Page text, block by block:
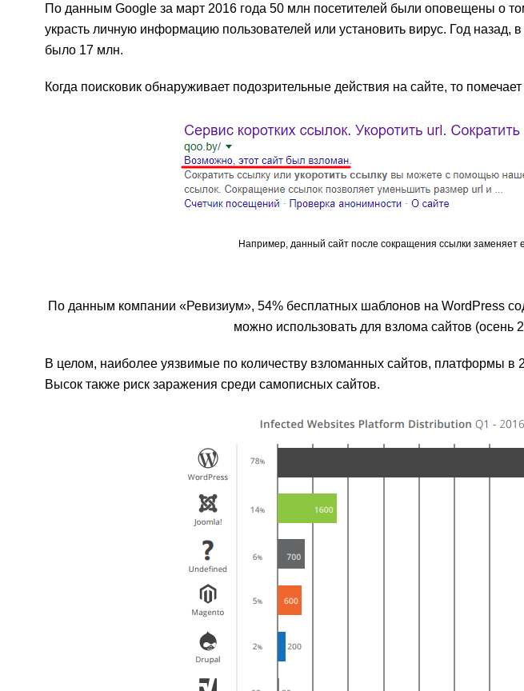
По данным Google за март 2016 года 50 млн посетителей были оповещены о
украсть личную информацию пользователей или установить вирус. Год назад,
было 17 млн.
Когда поисковик обнаруживает подозрительные действия на сайте, то помечает
Например, данный сайт после сокращения ссылки заменяет
По данным компании «Ревизиум», 54% бесплатных шаблонов на WordPress
можно использовать для взлома сайтов (осень
В целом, наиболее уязвимые по количеству взломанных сайтов, платформы в
Высок также риск заражения среди самописных сайтов.